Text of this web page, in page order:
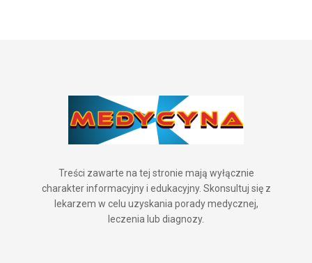
Treści zawarte na tej stronie mają wyłącznie
charakter informacyjny i edukacyjny. Skonsultuj się z
lekarzem w celu uzyskania porady medycznej,
leczenia lub diagnozy.